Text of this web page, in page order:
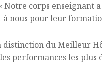
Notre corps
nous pour leur
distinction du Meilleur
performances les plus